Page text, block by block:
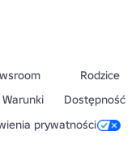
Rodzice
Warunki
Dostępność
prywatności